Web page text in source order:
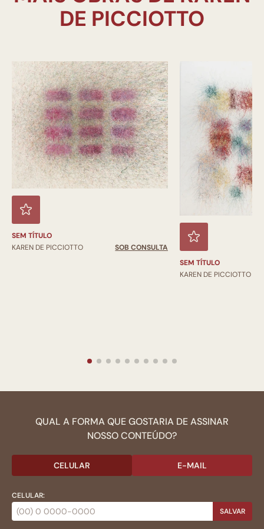
SEM TÍTULO
KAREN DE PICCIOTTO
SOB CONSULTA
SEM TÍTULO
KAREN DE PICCIOTTO
QUAL A FORMA QUE GOSTARIA DE ASSINAR
NOSSO CONTEÚDO?
CELULAR E-MAIL
CELULAR:
SALVAR